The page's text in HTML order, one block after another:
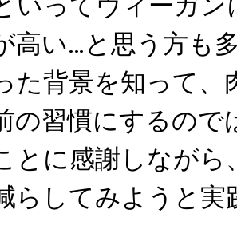
高い…と思う方も
た背景を知って、
の習慣にするので
とに感謝しながら
らしてみようと